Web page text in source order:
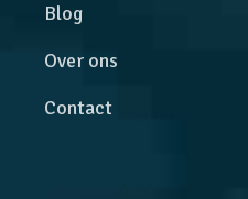
Blog
Over ons
Contact